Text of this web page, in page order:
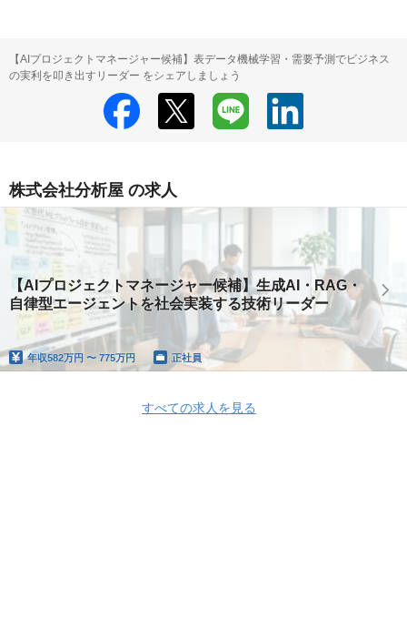
【AIプロジェクトマネージャー候補】表データ機械学習・需要予測でビジネス
の実利を叩き出すリーダー をシェアしましょう
株式会社分析屋 の求人
【AIプロジェクトマネージャー候補】生成AI・RAG・
自律型エージェントを社会実装する技術リーダー
年収582万円 〜 775万円 正社員
すべての求人を見る